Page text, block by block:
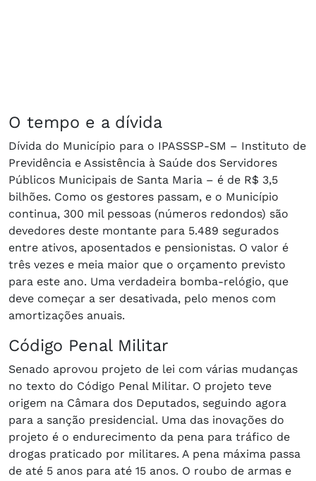
O tempo e a dívida
Dívida do Município para o IPASSSP-SM – Instituto de
Previdência e Assistência à Saúde dos Servidores
Públicos Municipais de Santa Maria – é de R$ 3,5
bilhões. Como os gestores passam, e o Município
continua, 300 mil pessoas (números redondos) são
devedores deste montante para 5.489 segurados
entre ativos, aposentados e pensionistas. O valor é
três vezes e meia maior que o orçamento previsto
para este ano. Uma verdadeira bomba-relógio, que
deve começar a ser desativada, pelo menos com
amortizações anuais.
Código Penal Militar
Senado aprovou projeto de lei com várias mudanças
no texto do Código Penal Militar. O projeto teve
origem na Câmara dos Deputados, seguindo agora
para a sanção presidencial. Uma das inovações do
projeto é o endurecimento da pena para tráfico de
drogas praticado por militares. A pena máxima passa
de até 5 anos para até 15 anos. O roubo de armas e